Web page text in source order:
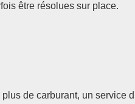
être résolues sur place.
de carburant, un service